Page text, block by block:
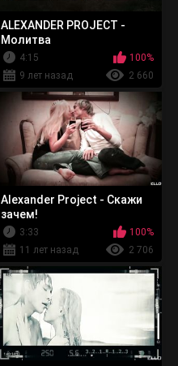
ALEXANDER PROJECT -
Молитва
4:15
100%
9 лет назад
2 660
Alexander Project - Скажи
зачем!
3:33
100%
11 лет назад
2 706